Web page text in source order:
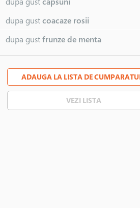
dupa gustcoacaze rosii
dupa gustfrunze de menta
ADAUGA LA LISTA DE
VEZI LISTA